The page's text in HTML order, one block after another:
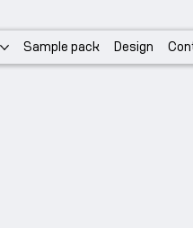
Sample pack Design